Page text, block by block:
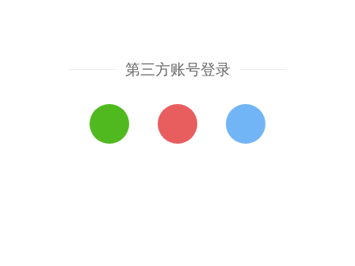
第三方账号登录